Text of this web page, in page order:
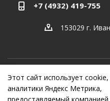
+7 (4932) 419-755
153029 г.
-разработка,
Этот сайт использует
аналитики Яндекс Метрика,